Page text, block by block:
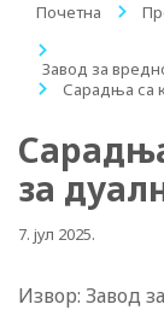
Почетна /
/
Завод за
/
Сарадња са
за
7. јул 2025.
Извор: Завод